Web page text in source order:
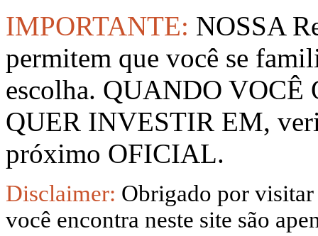
IMPORTANTE: NOSSA
permitem que você se
escolha. QUANDO
QUER INVESTIR EM,
próximo OFICIAL.
Disclaimer: Obrigado por visitar
você encontra neste site são